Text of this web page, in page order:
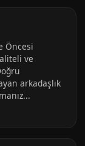
Öncesi
ve
arkadaşlık